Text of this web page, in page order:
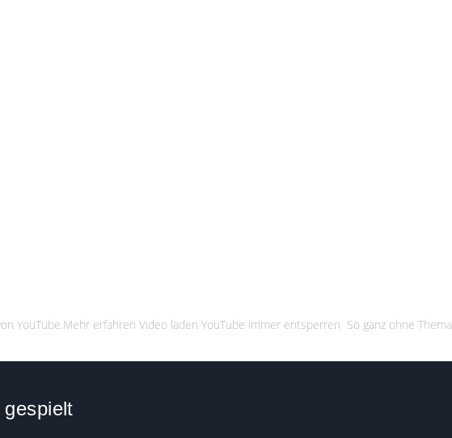
YouTube.Mehr erfahren Video laden YouTube immer entsperren So ganz ohne Thema